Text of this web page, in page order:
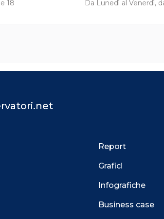
18 Da Lunedì al Venerdì,
Report
Grafici
Infografiche
Business case